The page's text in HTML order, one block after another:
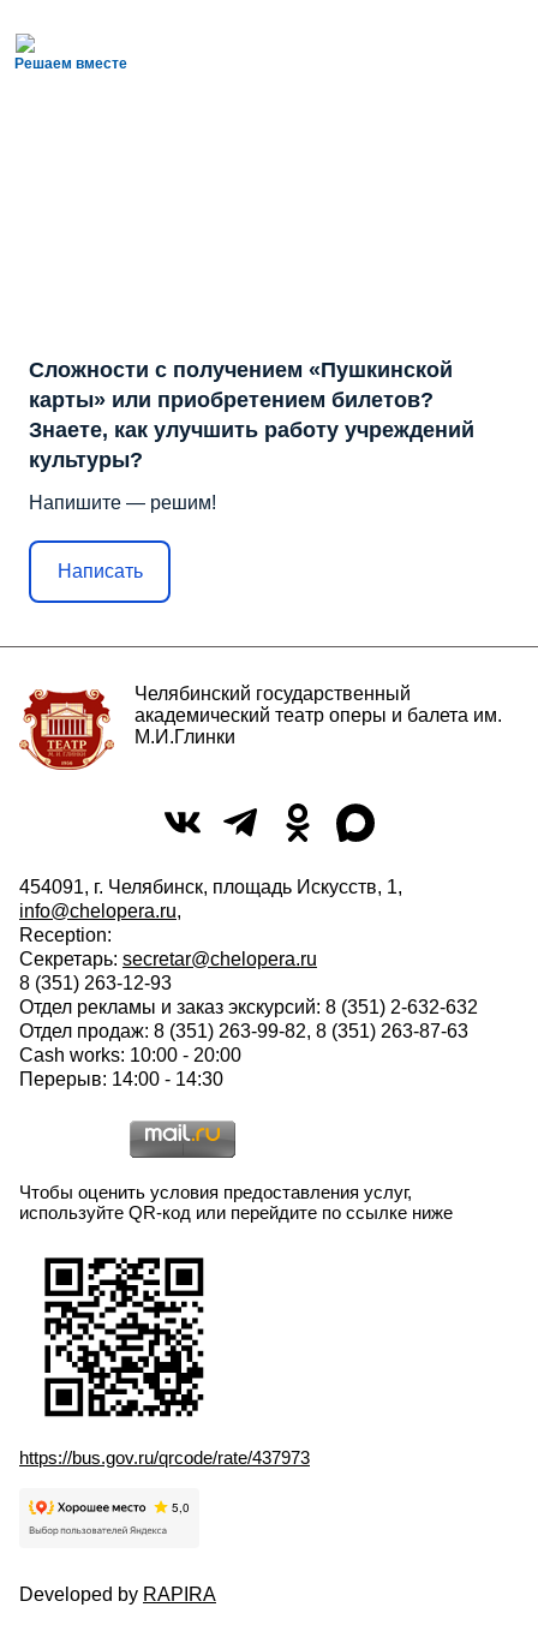
Решаем вместе
Сложности с получением «Пушкинской
карты» или приобретением билетов?
Знаете, как улучшить работу учреждений
культуры?
Напишите — решим!
Написать
Челябинский государственный
академический театр оперы и балета им.
М.И.Глинки
454091, г. Челябинск, площадь Искусств, 1,
info@chelopera.ru,
Reception:
Секретарь: secretar@chelopera.ru
8 (351) 263-12-93
Отдел рекламы и заказ экскурсий: 8 (351) 2-632-632
Отдел продаж: 8 (351) 263-99-82, 8 (351) 263-87-63
Cash works: 10:00 - 20:00
Перерыв: 14:00 - 14:30
Чтобы оценить условия предоставления услуг,
используйте QR-код или перейдите по ссылке ниже
https://bus.gov.ru/qrcode/rate/437973
Developed by RAPIRA